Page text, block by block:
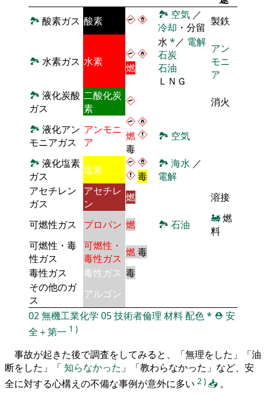
🏞 酸素ガス 酸素 🏞 空気 ／
冷却 ・分留 製鉄
🏞 水素ガス 水素 燃
水 *／ 電解
石炭
石油
ＬＮＧ
アン
モニ
ア
🏞 液化炭酸
ガス
二酸化炭
素
消火
🏞 液化アン
モニアガス
アンモニ
ア
燃
毒
🏞 空気
🏞 液化塩素
ガス
塩素 毒
🏞 海水 ／
電解
アセチレン
ガス
アセチレ
ン
燃 溶接
可燃性ガス プロパン 燃 🏞 石油 🚂燃
料
可燃性・毒
性ガス
可燃性・
毒性ガス 燃毒
毒性ガス
毒性ガス 毒
その他のガ
ス
アルゴン
02無機工業化学 05技術者倫理 材料配色* ⛑️ 安
全＋第一 1 )
事故が起きた後で調査をしてみると、「無理をした」「油
断をした」「 知らなかった 」「教わらなかった」など、安
全に対する心構えの不備な事例が意外に多い 2 ) 📥 。